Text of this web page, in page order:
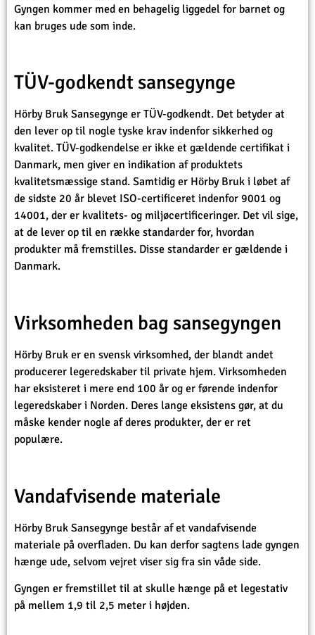
Gyngen kommer med en behagelig liggedel for barnet og
kan bruges ude som inde.
TÜV-godkendt sansegynge
Hörby Bruk Sansegynge er TÜV-godkendt. Det betyder at
den lever op til nogle tyske krav indenfor sikkerhed og
kvalitet. TÜV-godkendelse er ikke et gældende certifikat i
Danmark, men giver en indikation af produktets
kvalitetsmæssige stand. Samtidig er Hörby Bruk i løbet af
de sidste 20 år blevet ISO-certificeret indenfor 9001 og
14001, der er kvalitets- og miljøcertificeringer. Det vil sige,
at de lever op til en række standarder for, hvordan
produkter må fremstilles. Disse standarder er gældende i
Danmark.
Virksomheden bag sansegyngen
Hörby Bruk er en svensk virksomhed, der blandt andet
producerer legeredskaber til private hjem. Virksomheden
har eksisteret i mere end 100 år og er førende indenfor
legeredskaber i Norden. Deres lange eksistens gør, at du
måske kender nogle af deres produkter, der er ret
populære.
Vandafvisende materiale
Hörby Bruk Sansegynge består af et vandafvisende
materiale på overfladen. Du kan derfor sagtens lade gyngen
hænge ude, selvom vejret viser sig fra sin våde side.
Gyngen er fremstillet til at skulle hænge på et legestativ
på mellem 1,9 til 2,5 meter i højden.